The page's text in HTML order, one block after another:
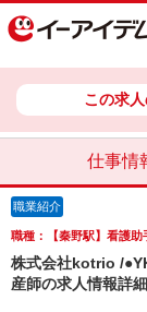
この求
仕事情
職業紹介
職種：【秦野駅】看護
株式会社kotrio /
産師の求人情報詳